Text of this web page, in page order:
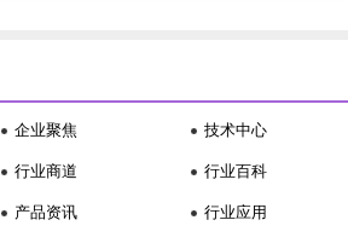
企业聚焦
行业商道
产品资讯
技术中心
行业百科
行业应用